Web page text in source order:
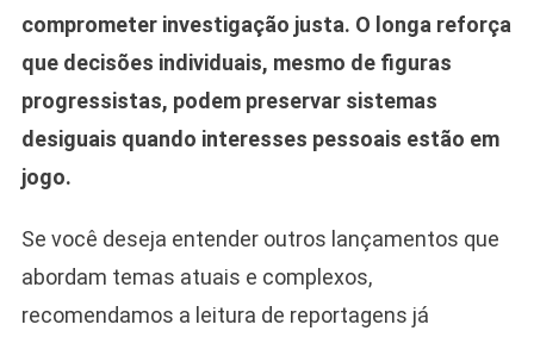
comprometer investigação justa. O longa reforça
que decisões individuais, mesmo de figuras
progressistas, podem preservar sistemas
desiguais quando interesses pessoais estão em
jogo.
Se você deseja entender outros lançamentos que
abordam temas atuais e complexos,
recomendamos a leitura de reportagens já